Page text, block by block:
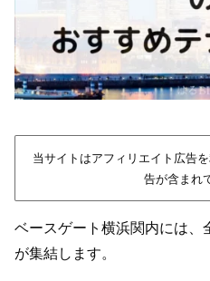
当サイトはアフィリエイト広告
告が含まれ
ベースゲート横浜関内には、
が集結します。